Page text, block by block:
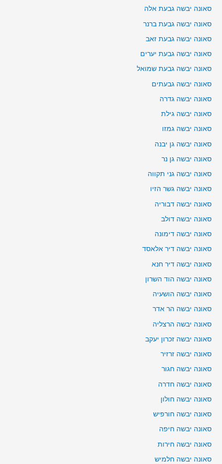
סאונה יבשה גבעת אלה
סאונה יבשה גבעת ברנר
סאונה יבשה גבעת זאב
סאונה יבשה גבעת יערים
סאונה יבשה גבעת שמואל
סאונה יבשה גבעתים
סאונה יבשה גדרה
סאונה יבשה גילת
סאונה יבשה גמזו
סאונה יבשה גן יבנה
סאונה יבשה גן נר
סאונה יבשה גני תקווה
סאונה יבשה גשר הזיו
סאונה יבשה דבוריה
סאונה יבשה דולב
סאונה יבשה דימונה
סאונה יבשה דיר אלאסד
סאונה יבשה דיר חנא
סאונה יבשה הוד השרון
סאונה יבשה הושעיה
סאונה יבשה הר אדר
סאונה יבשה הרצליה
סאונה יבשה זכרון יעקב
סאונה יבשה זרזיר
סאונה יבשה חגור
סאונה יבשה חדרה
סאונה יבשה חולון
סאונה יבשה חורפיש
סאונה יבשה חיפה
סאונה יבשה חירות
סאונה יבשה חלמיש